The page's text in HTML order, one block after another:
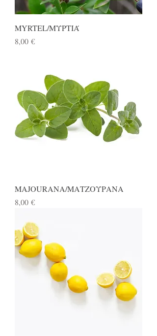
MYRTEL/ΜΥΡΤΙΆ
Preis
8,00 €
MAJOURANA/ΜΑΤΖΟΥΡΑΝΑ
Preis
8,00 €